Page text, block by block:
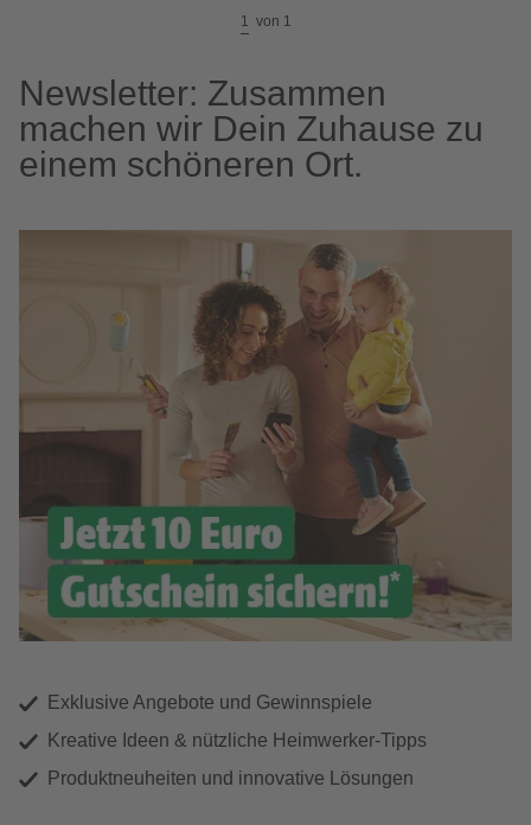
1 von 1
Newsletter: Zusammen
machen wir Dein Zuhause zu
einem schöneren Ort.
Exklusive Angebote und Gewinnspiele
Kreative Ideen & nützliche Heimwerker-Tipps
Produktneuheiten und innovative Lösungen